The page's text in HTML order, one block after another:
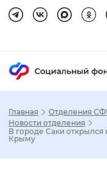
Главная Отделения
Новости отделения
В городе Саки
Крыму